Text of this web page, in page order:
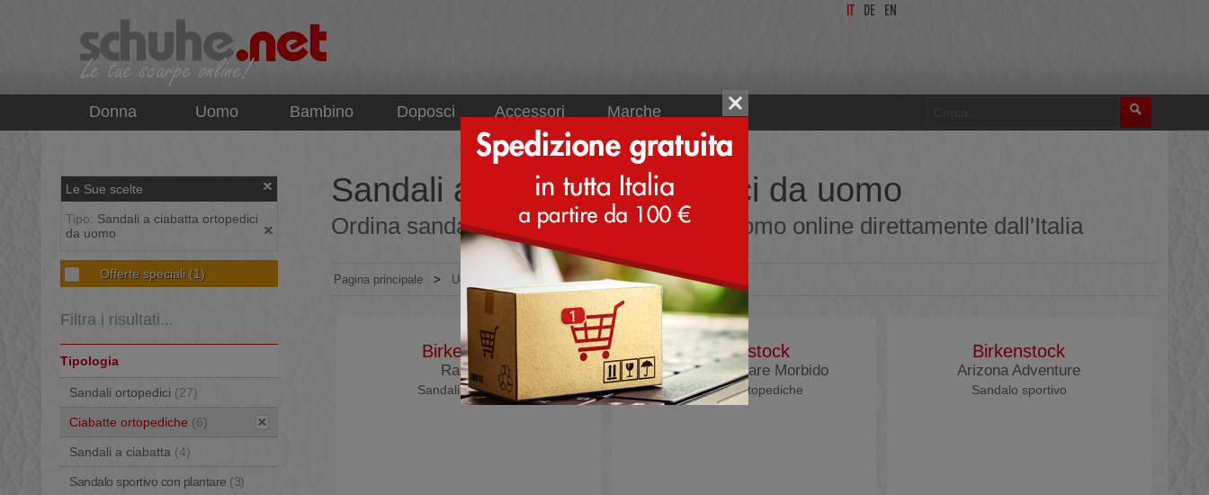
DE EN
Donna Uomo Bambino Doposci Accessori Marche
Le Sue scelte
Tipo: Sandali a ciabatta ortopedici
da uomo
Offerte speciali (1)
Filtra i risultati...
Tipologia
Sandali ortopedici (27)
Ciabatte ortopediche (6)
Sandali a ciabatta (4)
Sandalo sportivo con plantare (3)
Sandali a ciabatta ortopedici da uomo
Ordina sandali a ciabatta ortopedici da uomo online direttamente dall'Italia
Pagina principale > Uomo Sandali > Ciabatte ortopediche
Birkenstock
Ramses
Sandali ortopedici
Birkenstock
Arizona Plantare Morbido
Ciabatte ortopediche
Birkenstock
Arizona Adventure
Sandalo sportivo